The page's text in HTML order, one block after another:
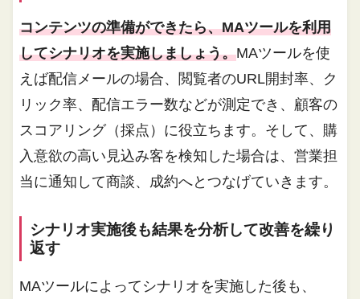
コンテンツの準備ができたら、MAツールを利用
してシナリオを実施しましょう。MAツールを使
えば配信メールの場合、閲覧者のURL開封率、ク
リック率、配信エラー数などが測定でき、顧客の
スコアリング（採点）に役立ちます。そして、購
入意欲の高い見込み客を検知した場合は、営業担
当に通知して商談、成約へとつなげていきます。
シナリオ実施後も結果を分析して改善を繰り
返す
MAツールによってシナリオを実施した後も、